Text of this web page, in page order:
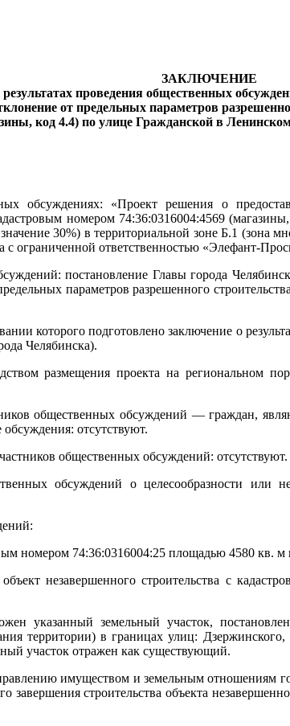
ЗАКЛЮЧЕНИЕ
результатах проведения общественных
от предельных параметров
код 4.4) по улице Гражданской в
обсуждениях: «Проект решения о
номером 74:36:0316004:4569
30%) в территориальной зоне Б.1 (зона
ограниченной ответственностью «Элефант-
постановление Главы города
параметров разрешенного
которого подготовлено заключение о
Челябинска).
размещения проекта на региональном
общественных обсуждений — граждан,
отсутствуют.
общественных обсуждений: отсутствуют.
обсуждений о целесообразности или
номером 74:36:0316004:25 площадью 4580 кв.
незавершенного строительства с
указанный земельный участок,
территории) в границах улиц:
участок отражен как существующий.
имуществом и земельным отношениям
завершения строительства объекта